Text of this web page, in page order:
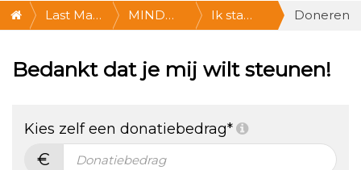
Last Man
MIND
Standing:
challenge!
ZA 24/9,
Ik sta
mentale
Doneren
Bedankt dat je mij wilt steunen!
Kies zelf een donatiebedrag*
€